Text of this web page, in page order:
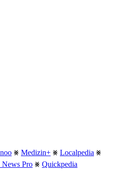
⨳ Medizin+ ⨳ Localpedia ⨳
Pro ⨳ Quickpedia